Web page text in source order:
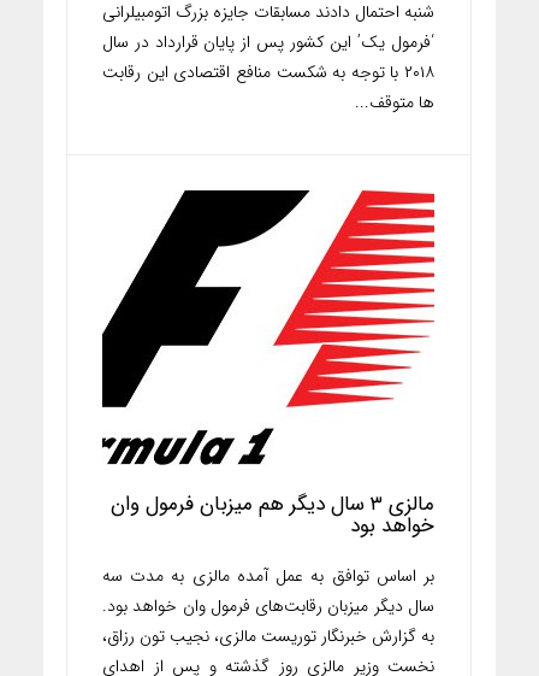
شنبه احتمال دادند مسابقات جایزه بزرگ اتومبیلرانی
‘فرمول یک’ این کشور پس از پایان قرارداد در سال
۲۰۱۸ با توجه به شکست منافع اقتصادی این رقابت
ها متوقف...
مالزی ۳ سال دیگر هم میزبان فرمول وان
خواهد بود
بر اساس توافق به عمل آمده مالزی به مدت سه
سال دیگر میزبان رقابت‌های فرمول وان خواهد بود.
به گزارش خبرنگار توریست مالزی، نجیب تون رزاق،
نخست وزیر مالزی روز گذشته و پس از اهدای